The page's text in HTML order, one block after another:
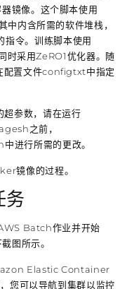
镜像。这个脚本使用
内含所需的软件堆栈，
令。训练脚本使用
采用ZeRO1优化器。随
配置文件configtxt中指定
参数，请在运行
之前，
行所需的更改。
镜像的过程。
务
Batch作业并开始
图所示。
Elastic Container
您可以导航到集群以监控